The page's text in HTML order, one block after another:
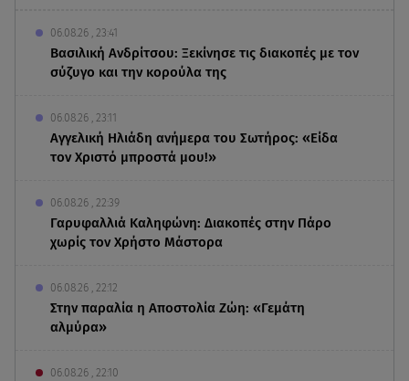
06.08.26 , 23:41
Βασιλική Ανδρίτσου: Ξεκίνησε τις διακοπές με τον
σύζυγο και την κορούλα της
06.08.26 , 23:11
Αγγελική Ηλιάδη ανήμερα του Σωτήρος: «Είδα
τον Χριστό μπροστά μου!»
06.08.26 , 22:39
Γαρυφαλλιά Καληφώνη: Διακοπές στην Πάρο
χωρίς τον Χρήστο Μάστορα
06.08.26 , 22:12
Στην παραλία η Αποστολία Ζώη: «Γεμάτη
αλμύρα»
06.08.26 , 22:10